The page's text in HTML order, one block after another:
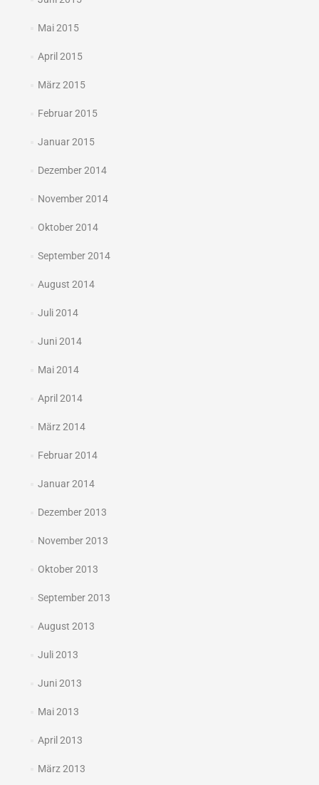
Mai 2015
April 2015
März 2015
Februar 2015
Januar 2015
Dezember 2014
November 2014
Oktober 2014
September 2014
August 2014
Juli 2014
Juni 2014
Mai 2014
April 2014
März 2014
Februar 2014
Januar 2014
Dezember 2013
November 2013
Oktober 2013
September 2013
August 2013
Juli 2013
Juni 2013
Mai 2013
April 2013
März 2013